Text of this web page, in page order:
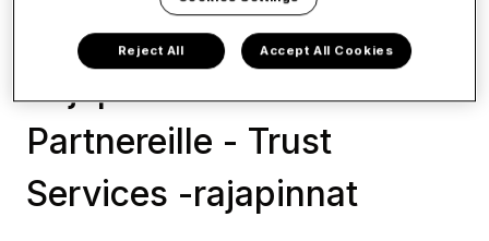
Rajapintavaatimukset
Partnereille - Trust
Services -rajapinnat
Reject All Accept All Cookies